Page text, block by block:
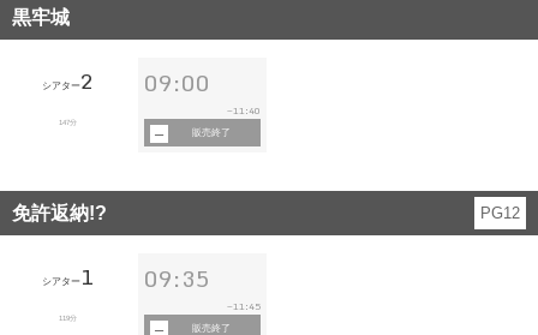
黒牢城
シアター2
147分
09:00
~11:40
販売終了
免許返納!? PG12
シアター 1
119分
09:35
~11:45
販売終了